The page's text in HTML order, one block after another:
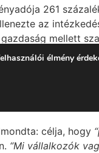
célja, hogy
“Mi vállalkozók